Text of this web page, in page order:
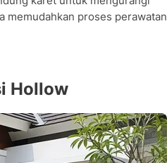
memudahkan proses perawatan
Hollow